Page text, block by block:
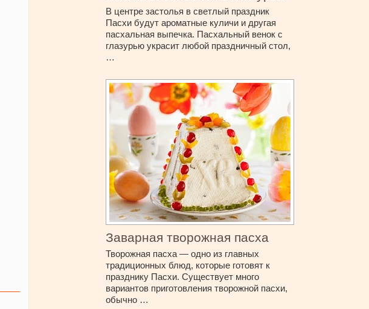
В центре застолья в светлый праздник
Пасхи будут ароматные куличи и другая
пасхальная выпечка. Пасхальный венок с
глазурью украсит любой праздничный стол,
…
Заварная творожная пасха
Творожная пасха — одно из главных
традиционных блюд, которые готовят к
празднику Пасхи. Существует много
вариантов приготовления творожной пасхи,
обычно …